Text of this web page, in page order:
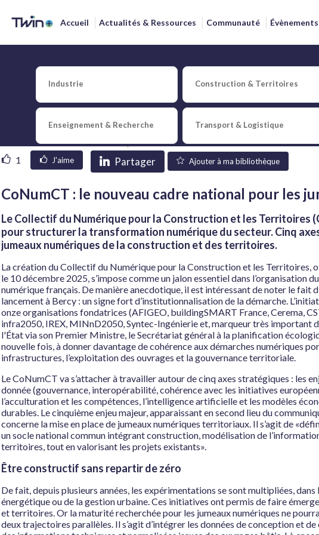
Accueil Actualités & Ressources Communauté Évènements
construction et les territoires
Publié le10 décembre 2025parXavierFodor
1
J'aime Partager Ajouter à ma bibliothèque
CoNumCT : le nouveau cadre national pour les
Le Collectif du Numérique pour la Construction et les
pour structurer la transformation numérique du secteur. Cinq
jumeaux numériques de la construction et des territoires.
La création du Collectif du Numérique pour la Construction et les Territoires,
le 10 décembre 2025, s’impose comme un jalon essentiel dans l’organisation
numérique français. De manière anecdotique, il est intéressant de noter le fait
lancement à Bercy : un signe fort d’institutionnalisation de la démarche.
onze organisations fondatrices (AFIGEO, buildingSMART France, Cerema,
infra2050, IREX, MINnD2050, Syntec-Ingénierie et, marqueur très important
l'État via son Premier Ministre, le Secrétariat général à la planification
nouvelle fois, à donner davantage de cohérence aux démarches numériques
infrastructures, l’exploitation des ouvrages et la gouvernance territoriale.
Le CoNumCT va s’attacher à travailler autour de cinq axes stratégiques : les
donnée (gouvernance, interopérabilité, cohérence avec les initiatives
l’acculturation et les compétences, l’intelligence artificielle et les modèles
durables. Le cinquième enjeu majeur, apparaissant en second lieu du
concerne la mise en place de jumeaux numériques territoriaux. Il s’agit de
un socle national commun intégrant construction, modélisation de
territoires, tout en valorisant les projets existants».
Être constructif sans repartir de zéro
De fait, depuis plusieurs années, les expérimentations se sont multipliées,
énergétique ou de la gestion urbaine. Ces initiatives ont permis de faire
et territoires. Or la maturité recherchée pour les jumeaux numériques ne
deux trajectoires parallèles. Il s’agit d’intégrer les données de conception
Industrie Construction & Territoires
Enseignement & Recherche Transport & Logistique